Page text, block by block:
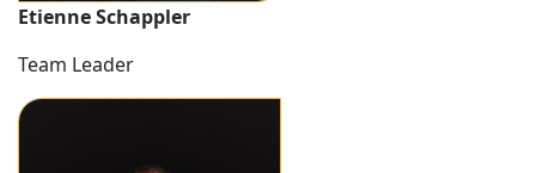
Etienne Schappler
Team Leader